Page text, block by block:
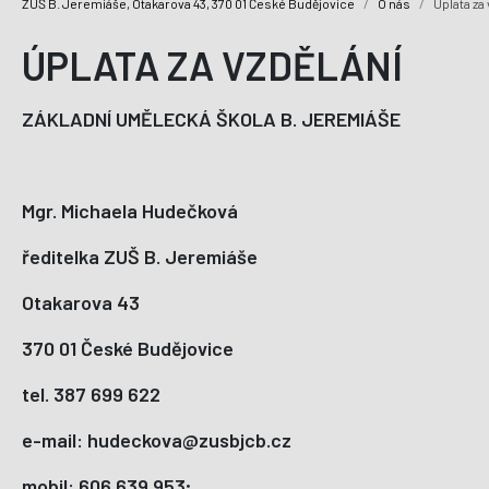
ZUŠ B. Jeremiáše, Otakarova 43, 370 01 České Budějovice O nás Úplata za
ÚPLATA ZA VZDĚLÁNÍ
ZÁKLADNÍ UMĚLECKÁ ŠKOLA B. JEREMIÁŠE
Mgr. Michaela Hudečková
ředitelka ZUŠ B. Jeremiáše
Otakarova 43
370 01 České Budějovice
tel. 387 699 622
e-mail: hudeckova@zusbjcb.cz